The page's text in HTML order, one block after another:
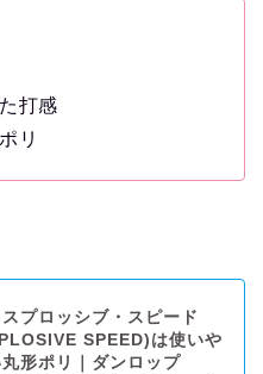
打感
リ
プロッシブ・スピード
SPEED)は使いや
形ポリ｜ダンロップ